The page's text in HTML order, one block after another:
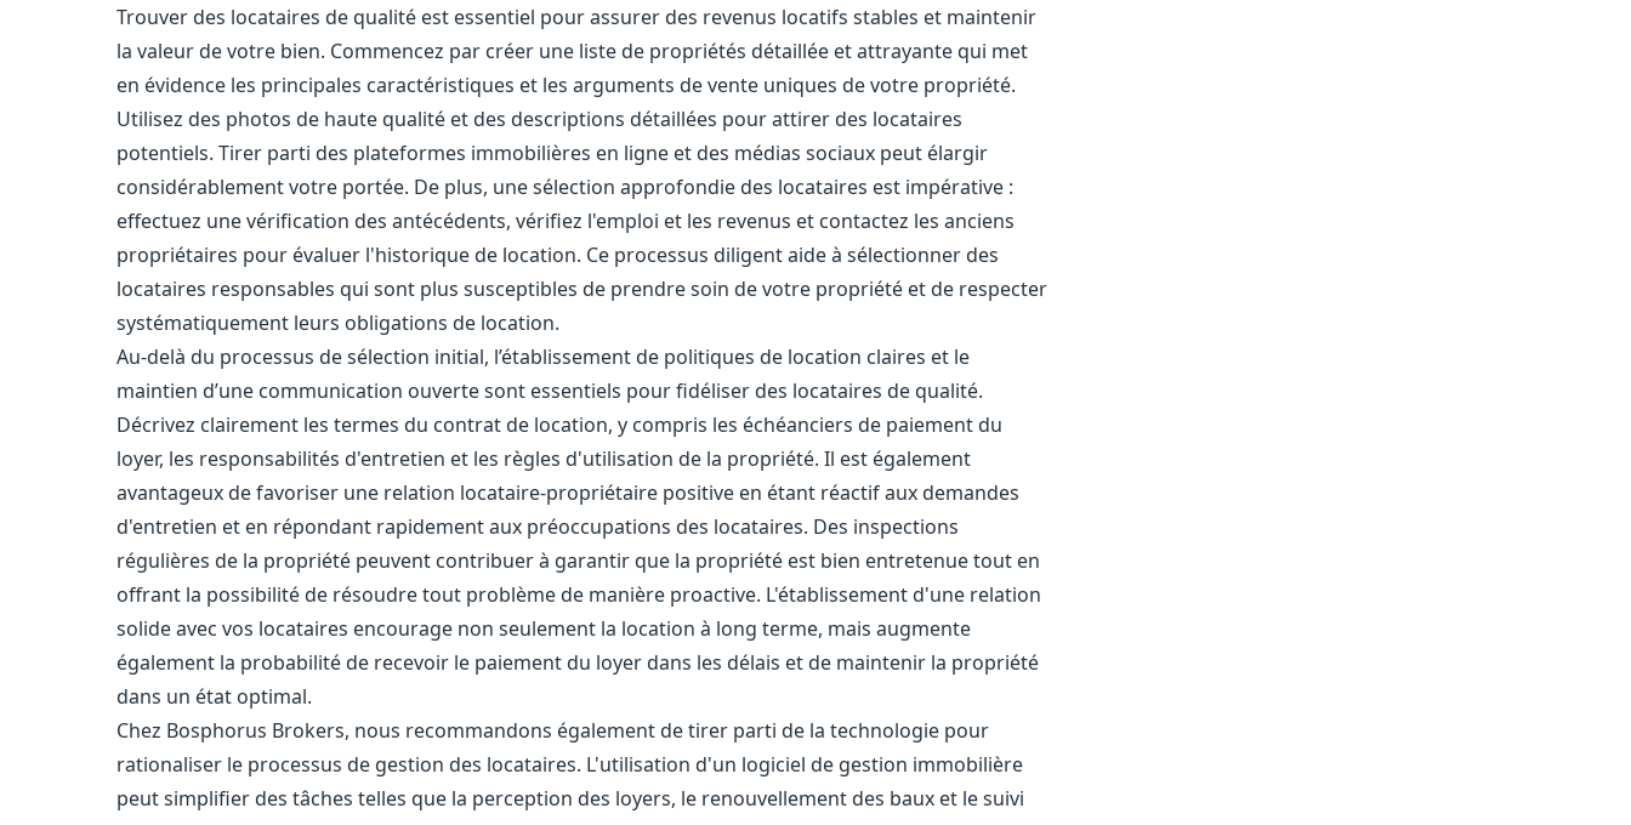
Trouver des locataires de qualité est essentiel pour assurer des revenus locatifs stables et maintenir
la valeur de votre bien. Commencez par créer une liste de propriétés détaillée et attrayante qui met
en évidence les principales caractéristiques et les arguments de vente uniques de votre propriété.
Utilisez des photos de haute qualité et des descriptions détaillées pour attirer des locataires
potentiels. Tirer parti des plateformes immobilières en ligne et des médias sociaux peut élargir
considérablement votre portée. De plus, une sélection approfondie des locataires est impérative :
effectuez une vérification des antécédents, vérifiez l'emploi et les revenus et contactez les anciens
propriétaires pour évaluer l'historique de location. Ce processus diligent aide à sélectionner des
locataires responsables qui sont plus susceptibles de prendre soin de votre propriété et de respecter
systématiquement leurs obligations de location.
Au-delà du processus de sélection initial, l’établissement de politiques de location claires et le
maintien d’une communication ouverte sont essentiels pour fidéliser des locataires de qualité.
Décrivez clairement les termes du contrat de location, y compris les échéanciers de paiement du
loyer, les responsabilités d'entretien et les règles d'utilisation de la propriété. Il est également
avantageux de favoriser une relation locataire-propriétaire positive en étant réactif aux demandes
d'entretien et en répondant rapidement aux préoccupations des locataires. Des inspections
régulières de la propriété peuvent contribuer à garantir que la propriété est bien entretenue tout en
offrant la possibilité de résoudre tout problème de manière proactive. L'établissement d'une relation
solide avec vos locataires encourage non seulement la location à long terme, mais augmente
également la probabilité de recevoir le paiement du loyer dans les délais et de maintenir la propriété
dans un état optimal.
Chez Bosphorus Brokers, nous recommandons également de tirer parti de la technologie pour
rationaliser le processus de gestion des locataires. L'utilisation d'un logiciel de gestion immobilière
peut simplifier des tâches telles que la perception des loyers, le renouvellement des baux et le suivi